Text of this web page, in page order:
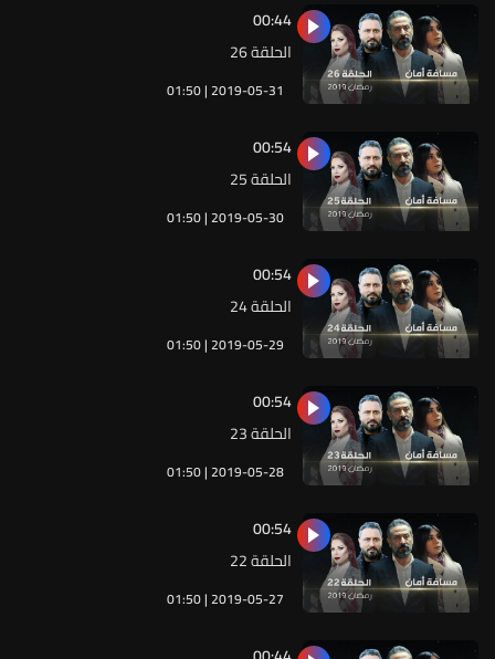
01:50 | 2019-05-31
الحلقة 26
00:44
01:50 | 2019-05-30
الحلقة 25
00:54
01:50 | 2019-05-29
الحلقة 24
00:54
01:50 | 2019-05-28
الحلقة 23
00:54
01:50 | 2019-05-27
الحلقة 22
00:54